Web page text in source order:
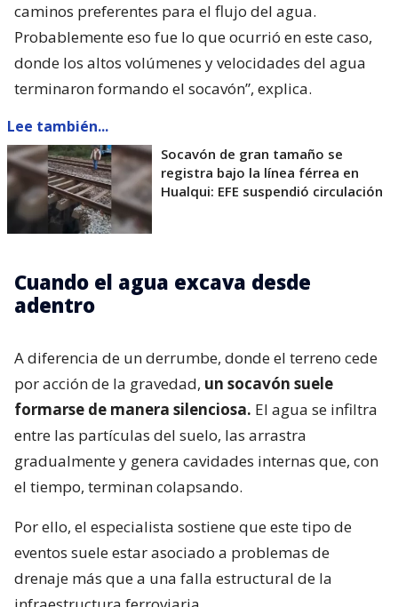
caminos preferentes para el flujo del agua.
Probablemente eso fue lo que ocurrió en este caso,
donde los altos volúmenes y velocidades del agua
terminaron formando el socavón”, explica.
Lee también...
Socavón de gran tamaño se
registra bajo la línea férrea en
Hualqui: EFE suspendió circulación
Cuando el agua excava desde
adentro
A diferencia de un derrumbe, donde el terreno cede
por acción de la gravedad, un socavón suele
formarse de manera silenciosa. El agua se infiltra
entre las partículas del suelo, las arrastra
gradualmente y genera cavidades internas que, con
el tiempo, terminan colapsando.
Por ello, el especialista sostiene que este tipo de
eventos suele estar asociado a problemas de
drenaje más que a una falla estructural de la